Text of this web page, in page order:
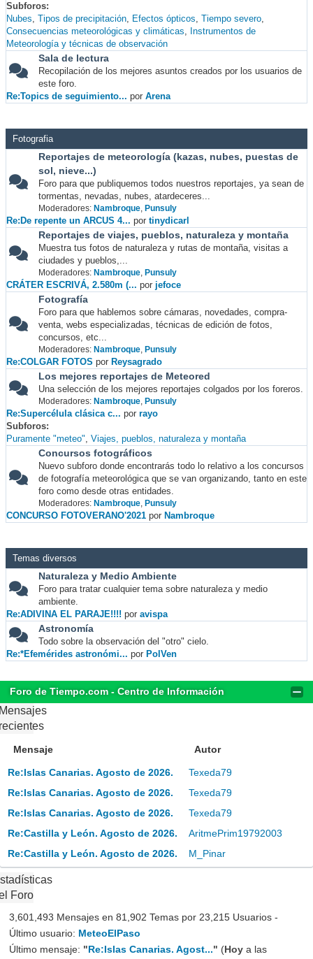
Subforos
Nubes Tipos de precipitación Efectos ópticos Tiempo severo
Consecuencias meteorológicas y climáticas
Instrumentos de
Meteorología y técnicas de observación
Sala de lectura
Recopilación de los mejores asuntos creados por los usuarios de
este foro.
Re:Topics de seguimiento... por Arena
Fotografia
Reportajes de meteorología (kazas, nubes, puestas de
sol, nieve...)
Foro para que publiquemos todos nuestros reportajes, ya sean de
tormentas, nevadas, nubes, atardeceres...
Moderadores: Nambroque, Punsuly
Re:De repente un ARCUS 4... por tinydicarl
Reportajes de viajes, pueblos, naturaleza y montaña
Muestra tus fotos de naturaleza y rutas de montaña, visitas a
ciudades y pueblos,...
Moderadores: Nambroque, Punsuly
CRÁTER ESCRIVÁ, 2.580m (... por jefoce
Fotografía
Foro para que hablemos sobre cámaras, novedades, compra-
venta, webs especializadas, técnicas de edición de fotos,
concursos, etc...
Moderadores: Nambroque, Punsuly
Re:COLGAR FOTOS por Reysagrado
Los mejores reportajes de Meteored
Una selección de los mejores reportajes colgados por los foreros.
Moderadores: Nambroque, Punsuly
Re:Supercélula clásica c... por rayo
Subforos
Puramente "meteo" Viajes, pueblos, naturaleza y montaña
Concursos fotográficos
Nuevo subforo donde encontrarás todo lo relativo a los concursos
de fotografía meteorológica que se van organizando, tanto en este
foro como desde otras entidades.
Moderadores: Nambroque, Punsuly
CONCURSO FOTOVERANO'2021 por Nambroque
Temas diversos
Naturaleza y Medio Ambiente
Foro para tratar cualquier tema sobre naturaleza y medio
ambiente.
Re:ADIVINA EL PARAJE!!!! por avispa
Astronomía
Todo sobre la observación del "otro" cielo.
Re:*Efemérides astronómi... por PolVen
Foro de Tiempo.com - Centro de Información
Mensaje Autor
Re:Islas Canarias. Agosto de 2026.
Texeda79
Re:Islas Canarias. Agosto de 2026.
Texeda79
Re:Islas Canarias. Agosto de 2026.
Texeda79
Re:Castilla y León. Agosto de 2026.
AritmePrim19792003
Re:Castilla y León. Agosto de 2026.
M_Pinar
Foro
3,601,493 Mensajes en 81,902 Temas por 23,215 Usuarios -
Último usuario: MeteoElPaso
Último mensaje: "Re:Islas Canarias. Agost..." (Hoy a las